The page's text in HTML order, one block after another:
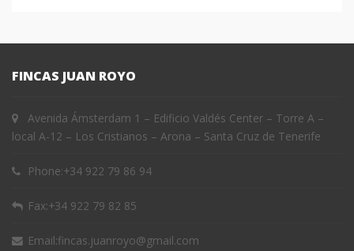
FINCAS JUAN ROYO
Avenida Ámsterdam 1 – Edificio Valdés Center – Torre A –
local A-12 – Los Cristianos – Arona – Santa Cruz de Tenerife
Phone:+34 922 79 86 94
Fax:+34 922 79 82 85
Email:fincas.juanroyo@gmail.com